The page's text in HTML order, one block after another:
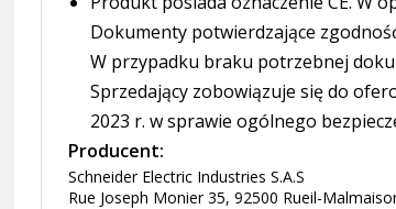
Dokumenty potwierdzające
W przypadku braku potrzebnej
Sprzedający zobowiązuje się do
2023 r. w sprawie ogólnego
Producent:
Schneider Electric Industries S.A.S
Rue Joseph Monier 35, 92500 Rueil-